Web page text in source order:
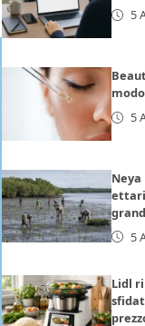
5
5
ettari
5
Lidl